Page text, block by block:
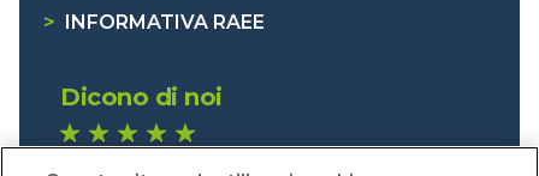
>
INFORMATIVA RAEE
Dicono di noi